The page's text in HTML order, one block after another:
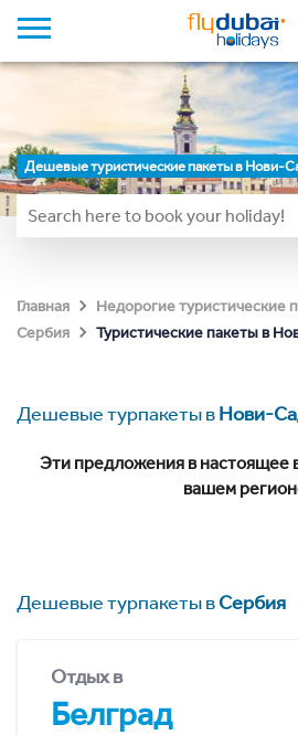
Дешевые туристические пакеты в Нови-
Главная Недорогие туристические
Сербия
Туристические пакеты в
Дешевые турпакеты вНови-
Эти предложения в настоящее
вашем
Дешевые турпакеты вСербия
Отдых в
Белград